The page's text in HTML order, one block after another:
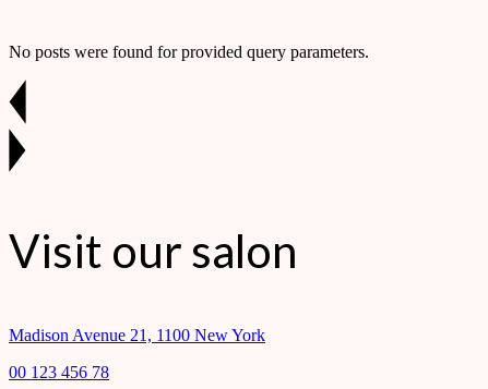
No posts were found for provided query parameters.
Visit our salon
Madison Avenue 21, 1100 New York
00 123 456 78